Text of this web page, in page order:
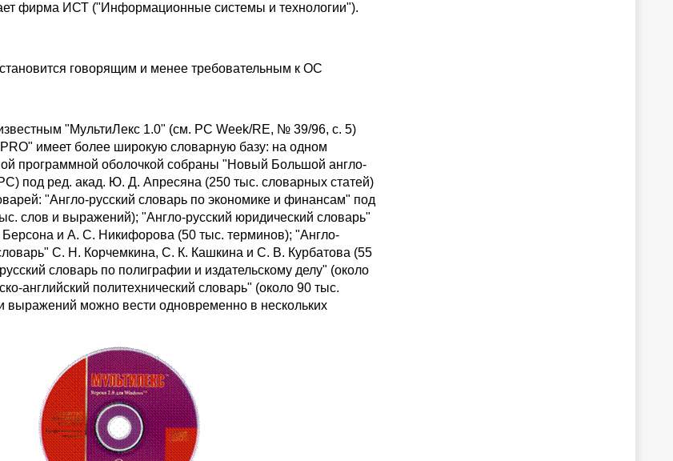
фирма ИСТ ("Информационные системы и технологии").
говорящим и менее требовательным к ОС
"МультиЛекс 1.0" (см. PC Week/RE, № 39/96, с. 5)
имеет более широкую словарную базу: на одном
программной оболочкой собраны "Новый Большой англо-
под ред. акад. Ю. Д. Апресяна (250 тыс. словарных статей)
"Англо-русский словарь по экономике и финансам" под
слов и выражений); "Англо-русский юридический словарь"
и А. С. Никифорова (50 тыс. терминов); "Англо-
С. Н. Корчемкина, С. К. Кашкина и С. В. Курбатова (55
словарь по полиграфии и издательскому делу" (около
английский политехнический словарь" (около 90 тыс.
выражений можно вести одновременно в нескольких